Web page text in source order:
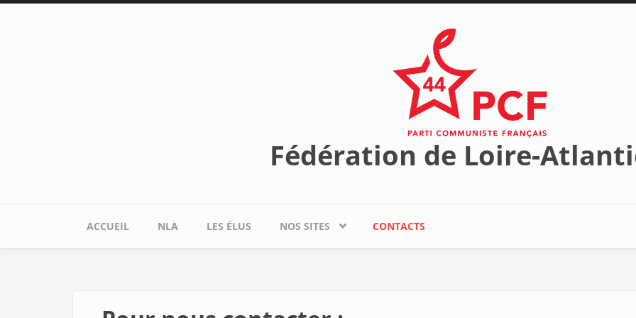
Aller au contenu principal
Fédération de Loire-
ACCUEIL NLA LES ÉLUS NOS SITES CONTACTS